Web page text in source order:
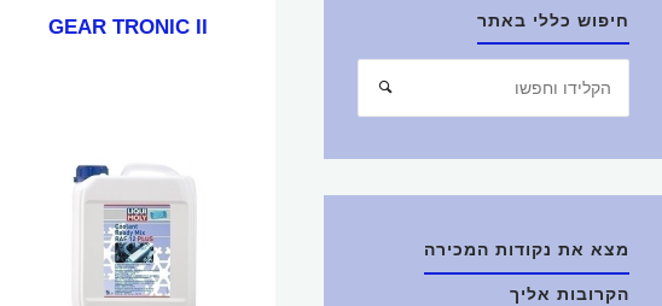
GEAR TRONIC II חיפוש כללי באתר
חיפוש
מצא את נקודות המכירה
הקרובות אליך